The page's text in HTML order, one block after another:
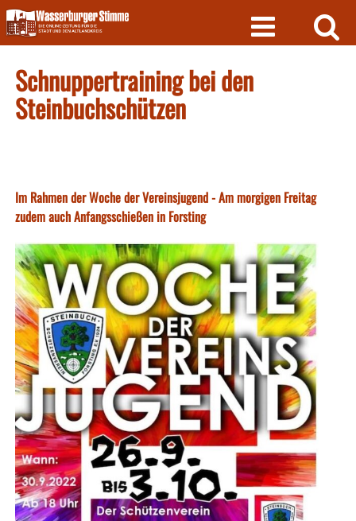
Skip
to
content
Schnuppertraining bei den
Steinbuchschützen
Im Rahmen der Woche der Vereinsjugend - Am morgigen Freitag
zudem auch Anfangsschießen in Forsting